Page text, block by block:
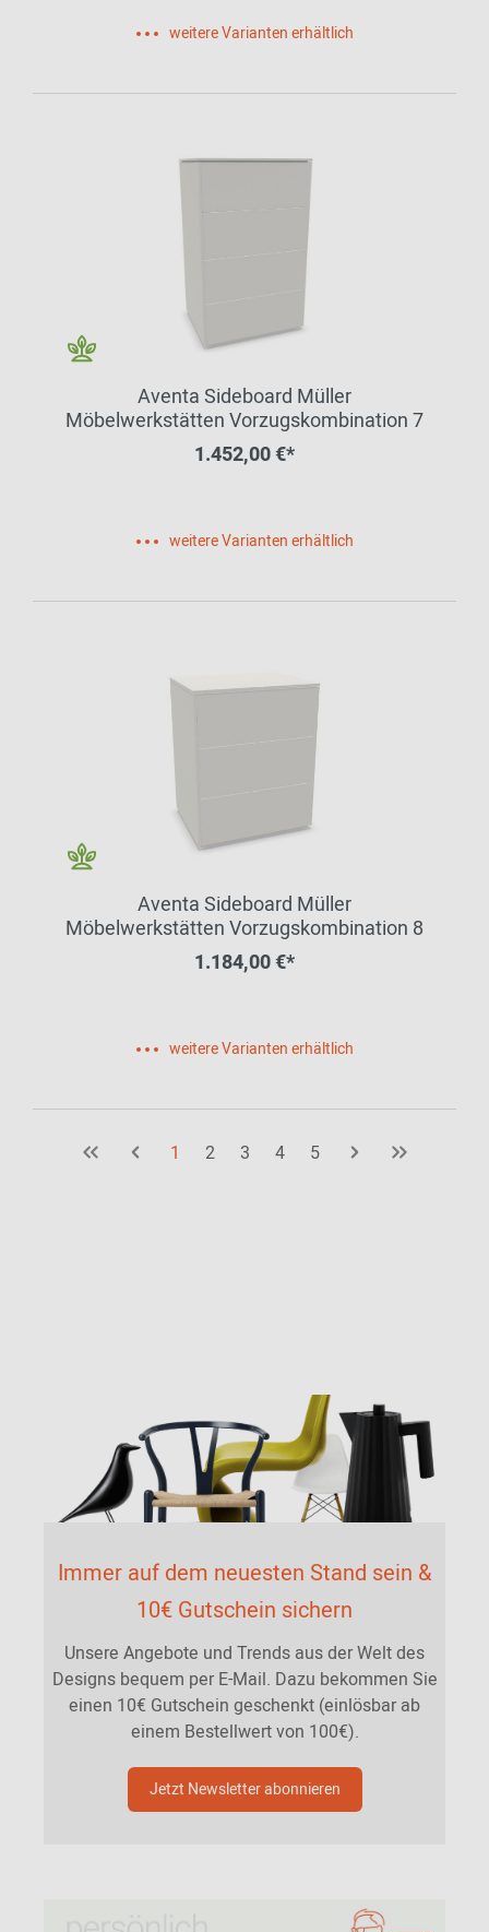
weitere Varianten erhältlich
Aventa Sideboard Müller
Möbelwerkstätten Vorzugskombination 7
1.452,00 €*
weitere Varianten erhältlich
Aventa Sideboard Müller
Möbelwerkstätten Vorzugskombination 8
1.184,00 €*
weitere Varianten erhältlich
1 2 3 4 5
Immer auf dem neuesten Stand sein &
10€ Gutschein sichern
Unsere Angebote und Trends aus der Welt des
Designs bequem per E-Mail. Dazu bekommen Sie
einen 10€ Gutschein geschenkt (einlösbar ab
einem Bestellwert von 100€).
Jetzt Newsletter abonnieren